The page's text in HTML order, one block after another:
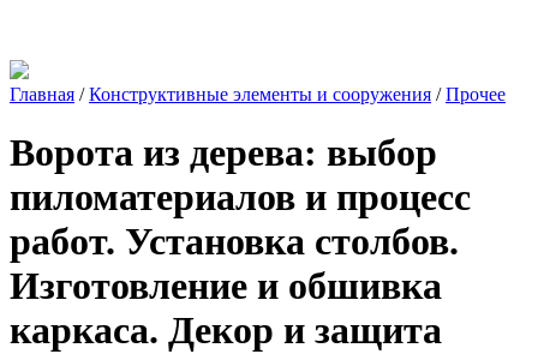
Главная /Конструктивные элементы и сооружения /Прочее
Ворота из дерева: выбор
пиломатериалов и процесс
работ. Установка столбов.
Изготовление и обшивка
каркаса. Декор и защита